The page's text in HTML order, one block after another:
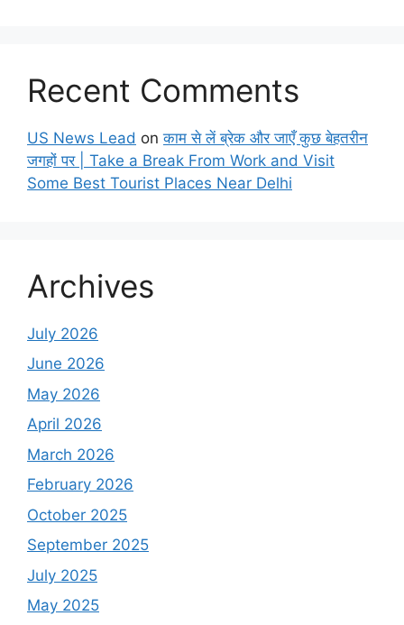
Recent Comments
US News Lead onकाम से लें ब्रेक और जाएँ कुछ बेहतरीन
जगहों पर | Take a Break From Work and Visit
Some Best Tourist Places Near Delhi
Archives
July 2026
June 2026
May 2026
April 2026
March 2026
February 2026
October 2025
September 2025
July 2025
May 2025